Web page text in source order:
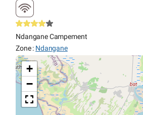
Ndangane Campement
Zone : Ndangane
+
−